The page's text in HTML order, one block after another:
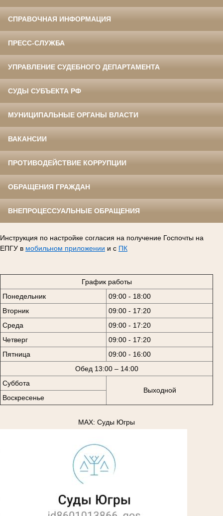
СПРАВОЧНАЯ ИНФОРМАЦИЯ
ПРЕСС-СЛУЖБА
УПРАВЛЕНИЕ СУДЕБНОГО ДЕПАРТАМЕНТА
СУДЫ СУБЪЕКТА РФ
МУНИЦИПАЛЬНЫЕ ОРГАНЫ ВЛАСТИ
ВАКАНСИИ
ПРОТИВОДЕЙСТВИЕ КОРРУПЦИИ
ОБРАЩЕНИЯ ГРАЖДАН
ВНЕПРОЦЕССУАЛЬНЫЕ ОБРАЩЕНИЯ
Инструкция по настройке согласия на получение Госпочты на
ЕПГУ в мобильном приложении и с ПК
График работы
Понедельник
09:00 - 18:00
Вторник
09:00 - 17:20
Среда
09:00 - 17:20
Четверг
09:00 - 17:20
Пятница
09:00 - 16:00
Обед 13:00 – 14:00
Суббота
Выходной
Воскресенье
MAX: Суды Югры